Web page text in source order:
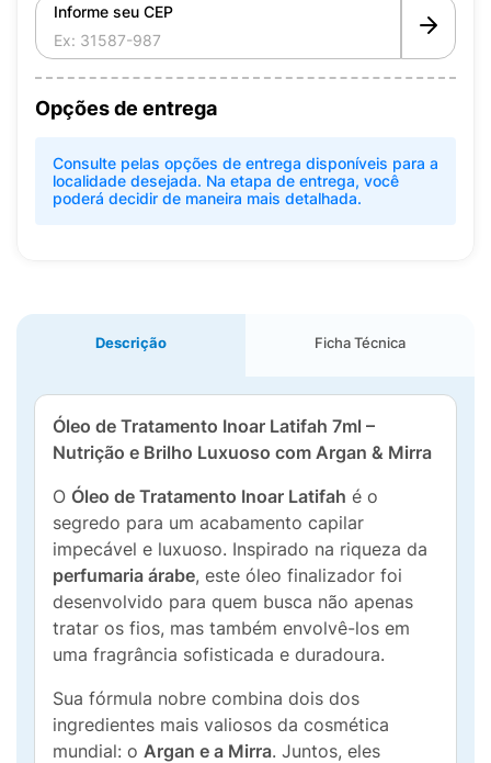
Informe seu CEP
Opções de entrega
Consulte pelas opções de entrega disponíveis para a
localidade desejada. Na etapa de entrega, você
poderá decidir de maneira mais detalhada.
Descrição Ficha Técnica
Óleo de Tratamento Inoar Latifah 7ml –
Nutrição e Brilho Luxuoso com Argan & Mirra
O Óleo de Tratamento Inoar Latifah é o
segredo para um acabamento capilar
impecável e luxuoso. Inspirado na riqueza da
perfumaria árabe, este óleo finalizador foi
desenvolvido para quem busca não apenas
tratar os fios, mas também envolvê-los em
uma fragrância sofisticada e duradoura.
Sua fórmula nobre combina dois dos
ingredientes mais valiosos da cosmética
mundial: o Argan e a Mirra. Juntos, eles